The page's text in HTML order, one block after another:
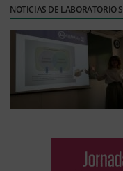
NOTICIAS DE LABORATORIO